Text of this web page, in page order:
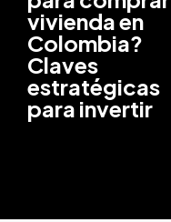
vivienda en
Colombia?
Claves
estratégicas
para invertir